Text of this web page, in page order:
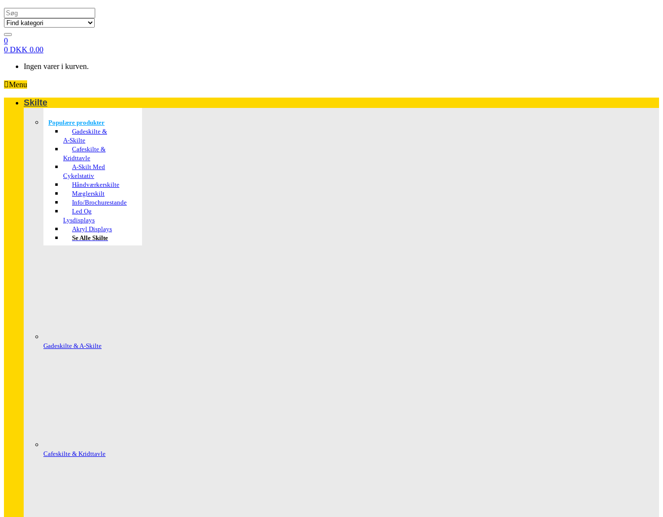
Search
for:
0
0 DKK 0.00
Ingen varer i kurven.
Menu
Skilte
Populære produkter
Gadeskilte &
A-Skilte
Cafeskilte &
Kridttavle
A-Skilt Med
Cykelstativ
Håndværkerskilte
Mæglerskilt
Info/brochurestande
Led Og
Lysdisplays
Akryl Displays
Se Alle Skilte
Gadeskilte & A-Skilte
Cafeskilte & Kridttavle